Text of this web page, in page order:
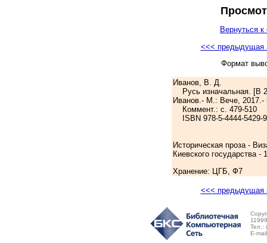
Вернуться к
<<< предыдущая
Формат
Иванов, В. Д.
Русь изначальная. [В
Иванов.- М.: Вече, 2017.-
Коммент.: с. 479-510
ISBN 978-5-4444-5429-
Историческая проза -
Киевского государства -
Хранение: ЦГБ, Ф7
<<< предыдущая
Тел.:
E-